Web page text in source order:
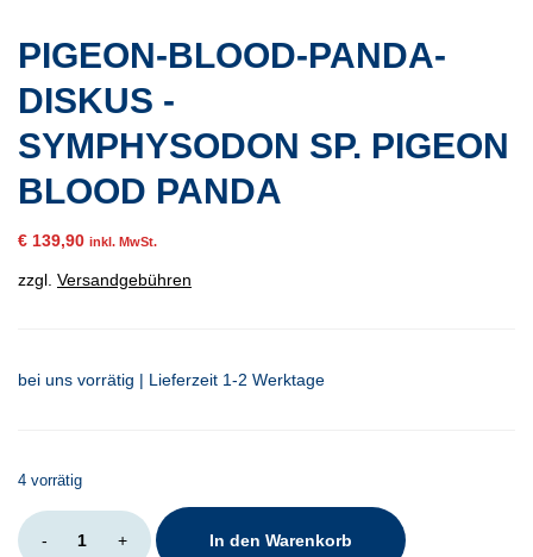
PIGEON-BLOOD-PANDA-
DISKUS -
SYMPHYSODON SP. PIGEON
BLOOD PANDA
€ 139,90 inkl. MwSt.
zzgl. Versandgebühren
bei uns vorrätig | Lieferzeit 1-2 Werktage
4 vorrätig
-
Symphysodon
+ In den Warenkorb